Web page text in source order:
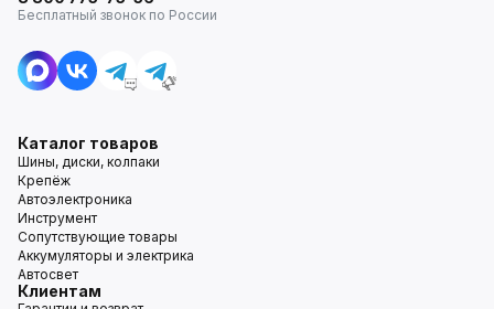
Бесплатный звонок по России
Каталог товаров
Шины, диски, колпаки
Крепёж
Автоэлектроника
Инструмент
Сопутствующие товары
Аккумуляторы и электрика
Автосвет
Клиентам